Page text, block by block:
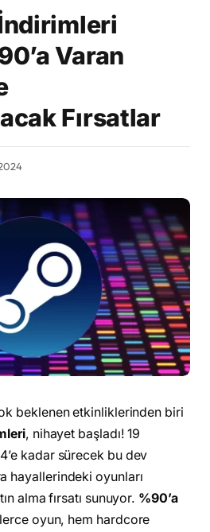
Varan
Fırsatlar
beklenen etkinliklerinden biri
, nihayet başladı! 19
kadar sürecek bu dev
hayallerindeki oyunları
alma fırsatı sunuyor. %90’a
oyun, hem hardcore